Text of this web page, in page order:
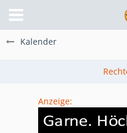
Kalender
Anzeige: